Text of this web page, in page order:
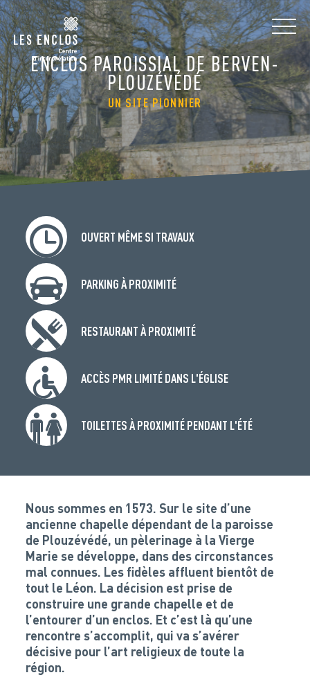
ENCLOS PAROISSIAL DE BERVEN-
PLOUZÉVÉDÉ
UN SITE PIONNIER
OUVERT MÊME SI TRAVAUX
PARKING À PROXIMITÉ
RESTAURANT À PROXIMITÉ
ACCÈS PMR LIMITÉ DANS L'ÉGLISE
TOILETTES À PROXIMITÉ PENDANT L'ÉTÉ
Nous sommes en 1573. Sur le site d’une
ancienne chapelle dépendant de la paroisse
de Plouzévédé, un pèlerinage à la Vierge
Marie se développe, dans des circonstances
mal connues. Les fidèles affluent bientôt de
tout le Léon. La décision est prise de
construire une grande chapelle et de
l’entourer d’un enclos. Et c’est là qu’une
rencontre s’accomplit, qui va s’avérer
décisive pour l’art religieux de toute la
région.